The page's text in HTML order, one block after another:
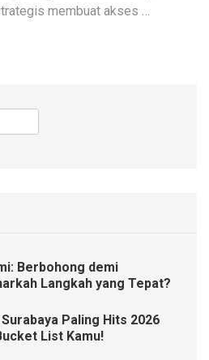
membuat akses …
Berbohong demi
Langkah yang Tepat?
Paling Hits 2026
List Kamu!